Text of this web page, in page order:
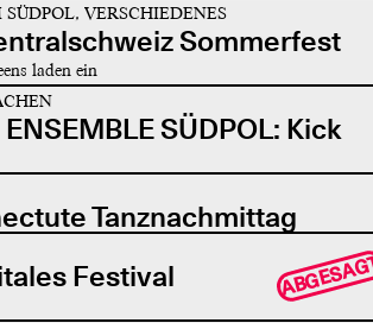
VERSCHIEDENES
Sommerfest
laden ein
SÜDPOL: Kick
Tanznachmittag
Festival